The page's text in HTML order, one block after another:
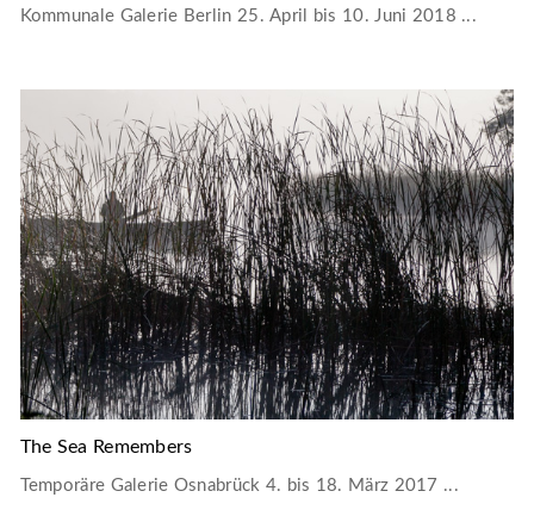
Kommunale Galerie Berlin 25. April bis 10. Juni 2018 ...
The Sea Remembers
Temporäre Galerie Osnabrück 4. bis 18. März 2017 ...